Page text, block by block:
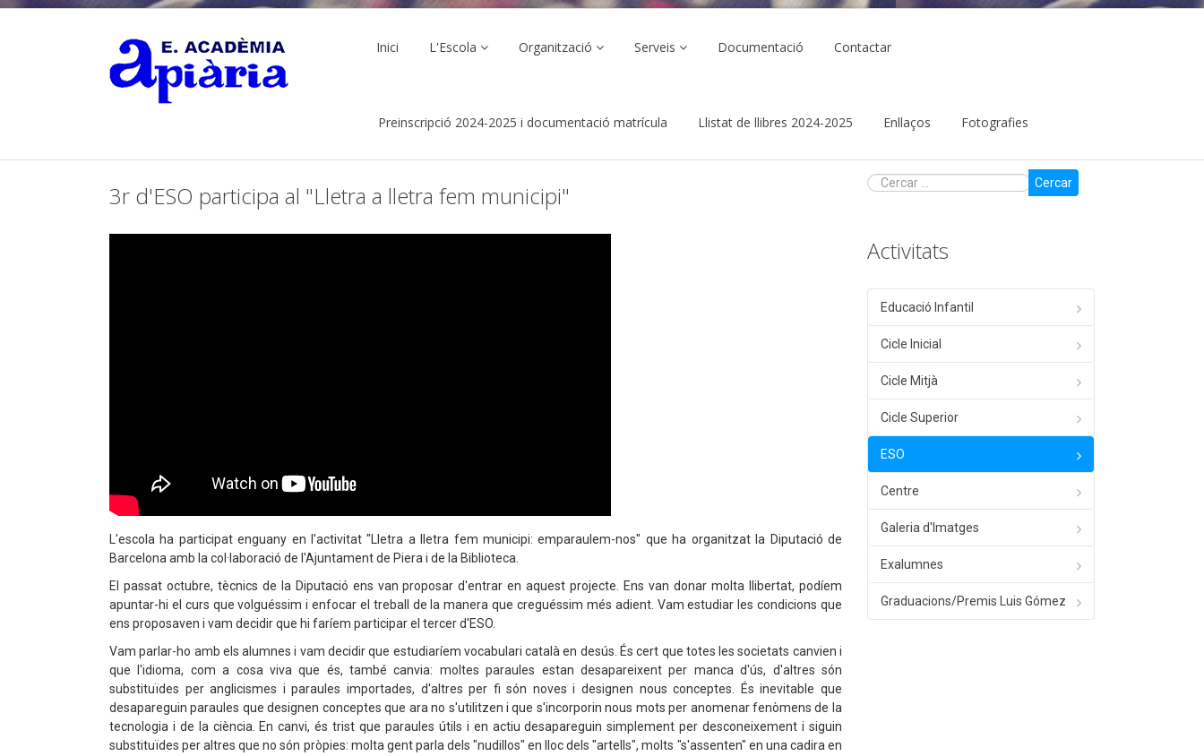
Inici L'Escola Organització Serveis Documentació Contactar
Preinscripció 2024-2025 i documentació matrícula Llistat de llibres 2024-2025 Enllaços Fotografies
3r d'ESO participa al "Lletra a lletra fem municipi"
L'escola ha participat enguany en l'activitat "Lletra a lletra fem municipi: emparaulem-nos" que ha organitzat la Diputació de
Barcelona amb la col·laboració de l'Ajuntament de Piera i de la Biblioteca.
El passat octubre, tècnics de la Diputació ens van proposar d'entrar en aquest projecte. Ens van donar molta llibertat, podíem
apuntar-hi el curs que volguéssim i enfocar el treball de la manera que creguéssim més adient. Vam estudiar les condicions que
ens proposaven i vam decidir que hi faríem participar el tercer d'ESO.
Vam parlar-ho amb els alumnes i vam decidir que estudiaríem vocabulari català en desús. És cert que totes les societats canvien i
que l'idioma, com a cosa viva que és, també canvia: moltes paraules estan desapareixent per manca d'ús, d'altres són
substituïdes per anglicismes i paraules importades, d'altres per fi són noves i designen nous conceptes. És inevitable que
desapareguin paraules que designen conceptes que ara no s'utilitzen i que s'incorporin nous mots per anomenar fenòmens de la
tecnologia i de la ciència. En canvi, és trist que paraules útils i en actiu desapareguin simplement per desconeixement i siguin
substituïdes per altres que no són pròpies: molta gent parla dels "nudillos" en lloc dels "artells", molts "s'assenten" en una cadira en
Cercar
Activitats
Educació Infantil
Cicle Inicial
Cicle Mitjà
Cicle Superior
ESO
Centre
Galeria d'Imatges
Exalumnes
Graduacions/Premis Luis Gómez